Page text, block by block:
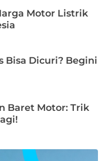
Motor Listrik
Bisa Dicuri? Begini
Baret Motor: Trik